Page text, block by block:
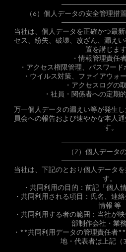
（6）個人データの安全管理措
当社は、個人データを正確かつ最
セス、紛失、破壊、改ざん、漏え
置を講じま
・情報管理責任
・アクセス権限管理、パスワー
・ウイルス対策、ファイアウォ
・アクセスログの
・社員・関係者への定期
万一個人データの漏えい等が発生
員会への報告および速やかな本人
す。
（7）個人データ
当社は、下記のとおり個人データ
す。
・共同利用の目的：前記「個人
・共同利用される項目：氏名、連
情報 等
・共同利用する者の範囲：当社が
部制作会社・業
・**共同利用データの管理責任者
地・代表者は上記（